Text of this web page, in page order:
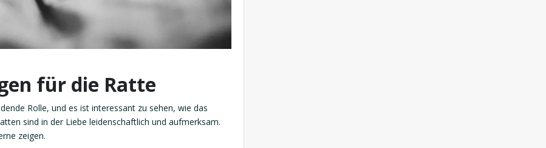
für die Ratte
Rolle, und es ist interessant zu sehen, wie das
sind in der Liebe leidenschaftlich und aufmerksam.
zeigen.